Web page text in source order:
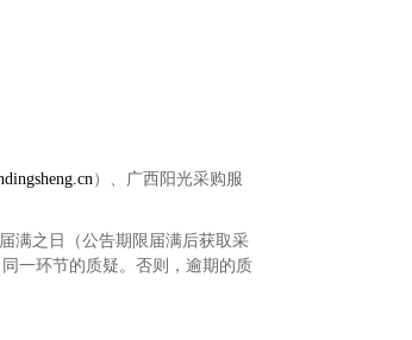
）、 广西阳光采购服
满之日（公告期限届满后获取采
一环节的质疑。否则，逾期的质